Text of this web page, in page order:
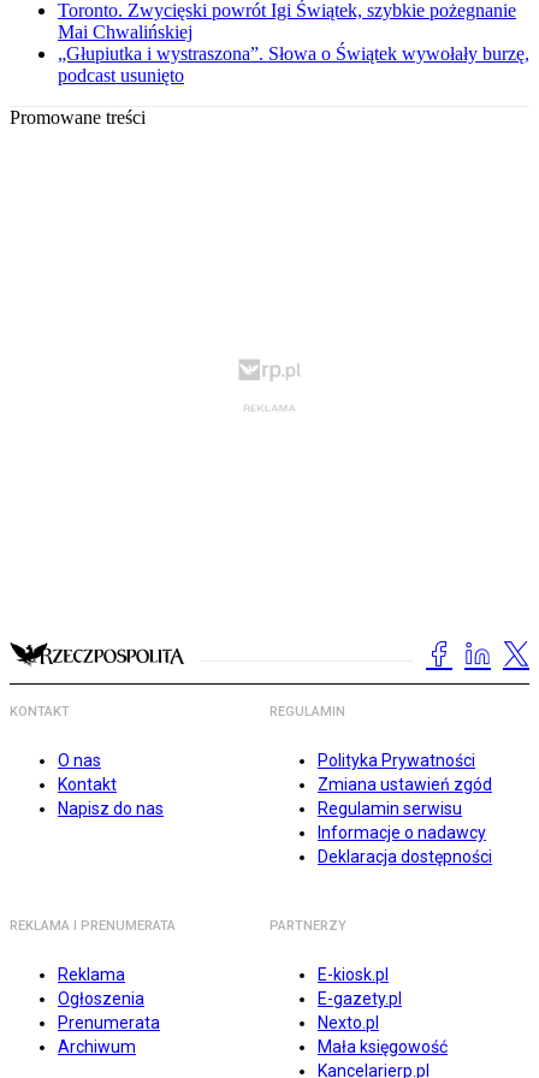
Toronto. Zwycięski powrót Igi Świątek, szybkie pożegnanie
Mai Chwalińskiej
„Głupiutka i wystraszona”. Słowa o Świątek wywołały burzę,
podcast usunięto
Promowane treści
KONTAKT
O nas
Kontakt
Napisz do nas
REGULAMIN
Polityka Prywatności
Zmiana ustawień zgód
Regulamin serwisu
Informacje o nadawcy
Deklaracja dostępności
REKLAMA I PRENUMERATA
Reklama
Ogłoszenia
Prenumerata
Archiwum
PARTNERZY
E-kiosk.pl
E-gazety.pl
Nexto.pl
Mała księgowość
Kancelarierp.pl